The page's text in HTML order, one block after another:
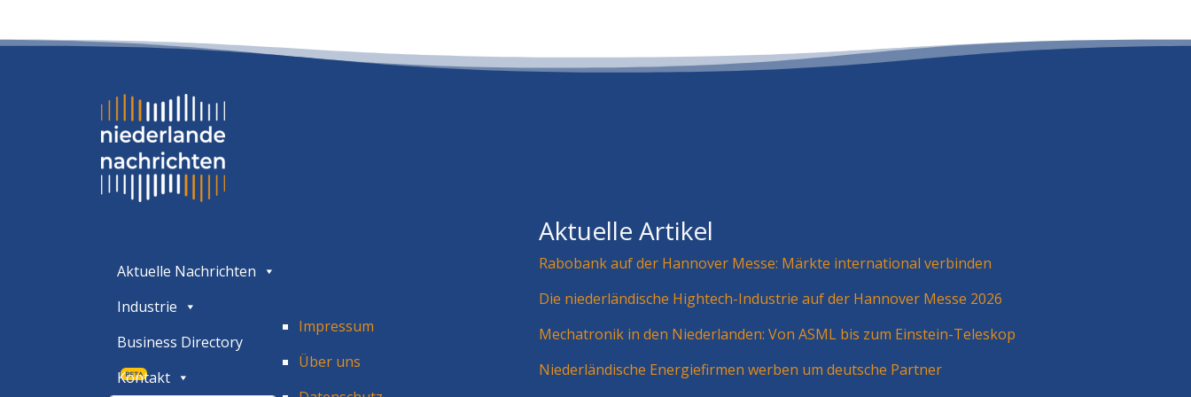
Aktuelle Nachrichten
Industrie
Business Directory
BETA
Kontakt
Impressum
Über uns
Aktuelle Artikel
Rabobank auf der Hannover Messe: Märkte international verbinden
Die niederländische Hightech-Industrie auf der Hannover Messe 2026
Mechatronik in den Niederlanden: Von ASML bis zum Einstein-Teleskop
Niederländische Energiefirmen werben um deutsche Partner